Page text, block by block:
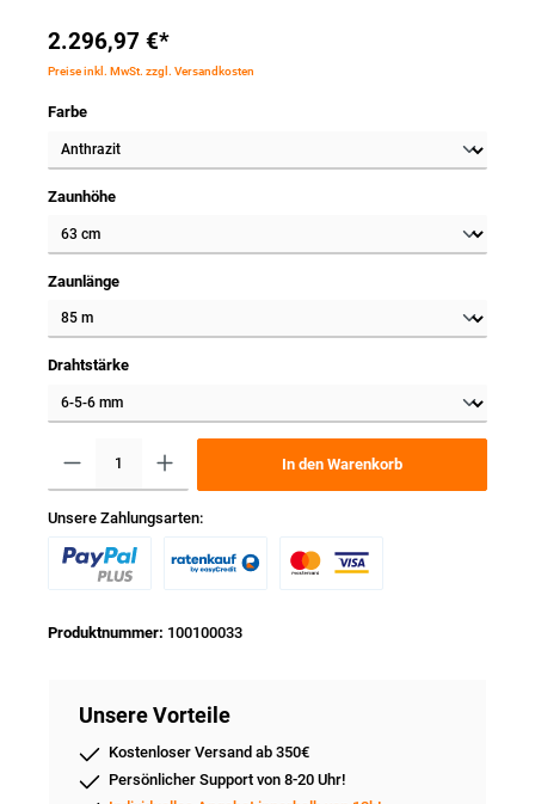
2.296,97 €*
Preise inkl. MwSt. zzgl. Versandkosten
Farbe
Zaunhöhe
Zaunlänge
Drahtstärke
In den Warenkorb
Unsere Zahlungsarten:
Produktnummer: 100100033
Unsere Vorteile
Kostenloser Versand ab 350€
Persönlicher Support von 8-20 Uhr!